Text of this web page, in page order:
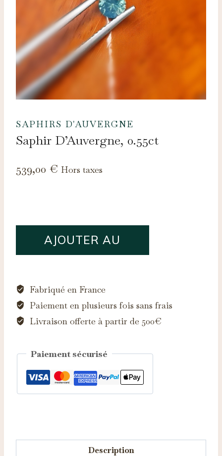
SAPHIRS D'AUVERGNE
Saphir D’Auvergne, 0.55ct
539,00 € Hors taxes
0.55ct
AJOUTER AU
Fabriqué en France
Paiement en plusieurs fois sans frais
Livraison offerte à partir de 500€
Paiement sécurisé
Description